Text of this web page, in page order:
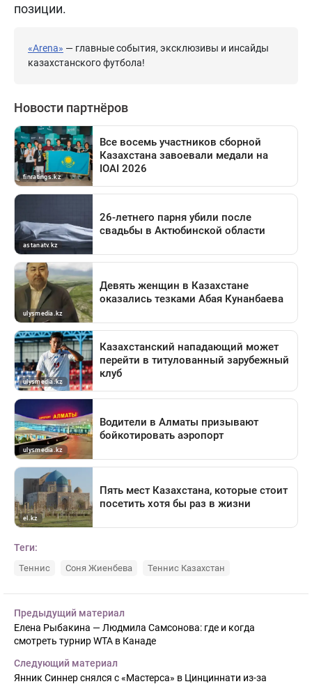
позиции.
«Arena» — главные события, эксклюзивы и инсайды
казахстанского футбола!
Теги:
Теннис Соня Жиенбева Теннис Казахстан
Предыдущий материал
Елена Рыбакина — Людмила Самсонова: где и когда
смотреть турнир WTA в Канаде
Следующий материал
Янник Синнер снялся с «Мастерса» в Цинциннати из-за